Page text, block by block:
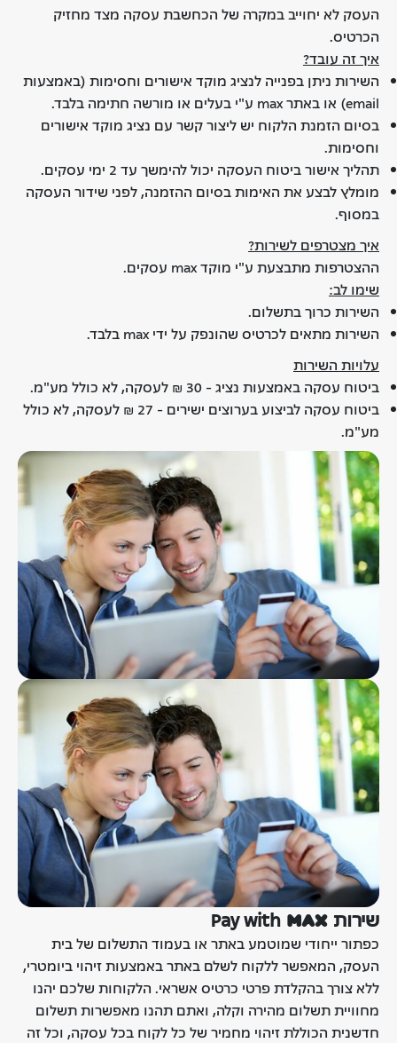
העסק לא יחוייב במקרה של הכחשבת עסקה מצד מחזיק
הכרטיס.
איך זה עובד?
השירות ניתן בפנייה לנציג מוקד אישורים וחסימות (באמצעות
email) או באתר max ע"י בעלים או מורשה חתימה בלבד.
בסיום הזמנת הלקוח יש ליצור קשר עם נציג מוקד אישורים
וחסימות.
תהליך אישור ביטוח העסקה יכול להימשך עד 2 ימי עסקים.
מומלץ לבצע את האימות בסיום ההזמנה, לפני שידור העסקה
במסוף.
איך מצטרפים לשירות?
ההצטרפות מתבצעת ע"י מוקד max עסקים.
שימו לב:
השירות כרוך בתשלום.
השירות מתאים לכרטיס שהונפק על ידי max בלבד.
עלויות השירות
ביטוח עסקה באמצעות נציג - 30 ₪ לעסקה, לא כולל מע"מ.
ביטוח עסקה לביצוע בערוצים ישירים - 27 ₪ לעסקה, לא כולל
מע"מ.
שירות Pay with m_a_x
כפתור ייחודי שמוטמע באתר או בעמוד התשלום של בית
העסק, המאפשר ללקוח לשלם באתר באמצעות זיהוי ביומטרי,
ללא צורך בהקלדת פרטי כרטיס אשראי. הלקוחות שלכם יהנו
מחוויית תשלום מהירה וקלה, ואתם תהנו מאפשרות תשלום
חדשנית הכוללת זיהוי מחמיר של כל לקוח בכל עסקה, וכל זה